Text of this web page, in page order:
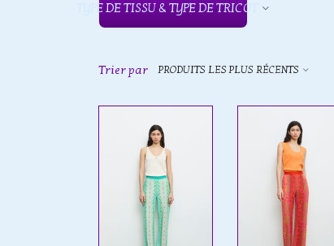
TYPE DE TISSU & TYPE DE TRICOT
Trier par PRODUITS LES PLUS RÉCENTS